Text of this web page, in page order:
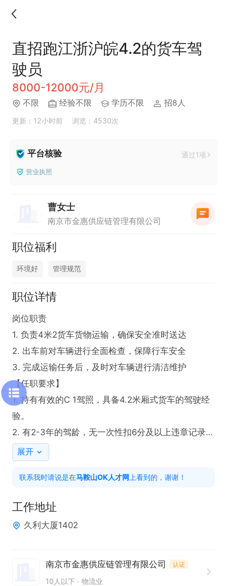
直招跑江浙沪皖4.2的货车驾
驶员
8000-12000元/月
不限 经验不限 学历不限 招8人
更新：12小时前 浏览：4530次
平台核验 通过1项
营业执照
曹女士
南京市金惠供应链管理有限公司
职位福利
环境好 管理规范
职位详情
岗位职责
1. 负责4米2货车货物运输，确保安全准时送达
2. 出车前对车辆进行全面检查，保障行车安全
3. 完成运输任务后，及时对车辆进行清洁维护
【任职要求】
1. 持有有效的C 1驾照，具备4.2米厢式货车的驾驶经
验。
2. 有2-3年的驾龄，无一次性扣6分及以上违章记录。
3. 能接受跑小长途（江浙沪皖周边）每天200-500公
4. 有良好的沟通能力和团队协作精神。
【福利待遇】
2. 按趟结算
展开
联系我时请说是在马鞍山OK人才网 上看到的，谢谢！
工作地址
久利大厦1402
南京市金惠供应链管理有限公司 认证
10人以下 物流业